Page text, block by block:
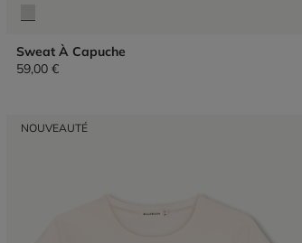
Sweat À Capuche
59,00 €
NOUVEAUTÉ